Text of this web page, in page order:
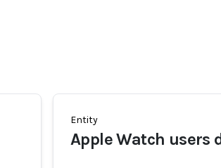
Entity
Apple Watch